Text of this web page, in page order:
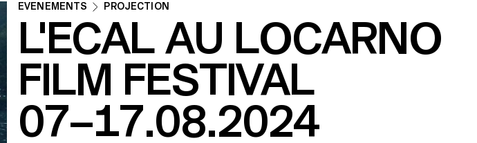
CONTACT
SHOP
ÉVÉNEMENTS PROJECTION
L'ECAL AU LOCARNO
FILM FESTIVAL
07–17.08.2024